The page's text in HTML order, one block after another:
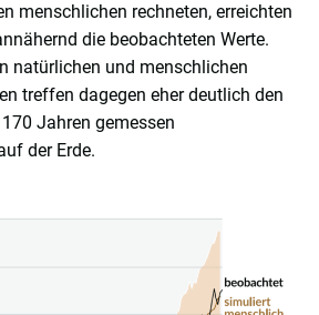
menschlichen rechneten, erreichten
die beobachteten Werte.
natürlichen und menschlichen
treffen dagegen eher deutlich den
Jahren gemessen
der Erde.